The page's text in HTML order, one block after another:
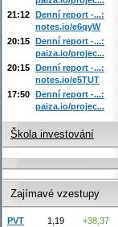
21:12 Denní report -...:
notes.io/e6qyW
20:15 Denní report -...:
paiza.io/projec...
20:15 Denní report -...:
notes.io/e5TUT
17:50 Denní report -...:
paiza.io/projec...
Škola investování
Zajímavé vzestupy
PVT 1,19
+38,37